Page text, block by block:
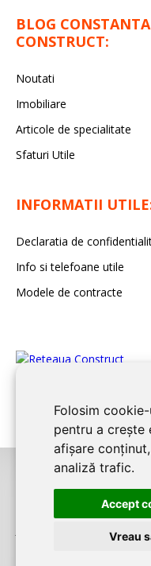
Folosim
pentru a crește
afișare
analiză trafic.
Accept
Vreau
BLOG CONSTANTA
CONSTRUCT:
Noutati
Imobiliare
Articole de specialitate
Sfaturi Utile
INFORMATII
Declaratia de
Info si telefoane utile
Modele de contracte
CONSTANTA CONSTRUCT
pentru firme. Proiect digital
J12/4191/2006, RO19492087